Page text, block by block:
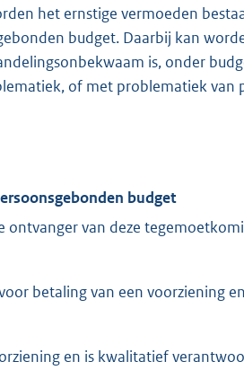
het ernstige vermoeden
budget. Daarbij kan
is, onder
of met problematiek van
budget
van deze
betaling van een voorziening
en is kwalitatief